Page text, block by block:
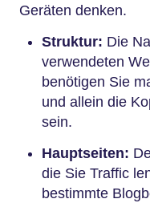
Geräten denken.
Struktur: Die
verwendeten
benötigen Sie
und allein die
sein.
Hauptseiten:
die Sie Traffic
bestimmte